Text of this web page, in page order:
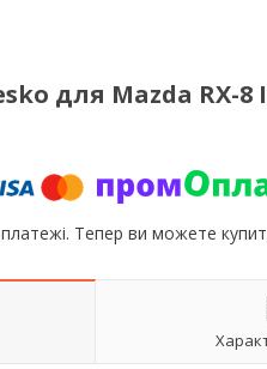
для Mazda RX-8 I
платежі. Тепер ви можете